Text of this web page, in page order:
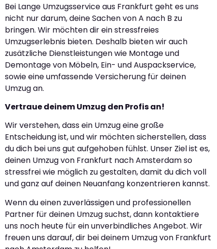
Bei Lange Umzugsservice aus Frankfurt geht es uns
nicht nur darum, deine Sachen von A nach B zu
bringen. Wir möchten dir ein stressfreies
Umzugserlebnis bieten. Deshalb bieten wir auch
zusätzliche Dienstleistungen wie Montage und
Demontage von Möbeln, Ein- und Auspackservice,
sowie eine umfassende Versicherung für deinen
Umzug an.
Vertraue deinem Umzug den Profis an!
Wir verstehen, dass ein Umzug eine große
Entscheidung ist, und wir möchten sicherstellen, dass
du dich bei uns gut aufgehoben fühlst. Unser Ziel ist es,
deinen Umzug von Frankfurt nach Amsterdam so
stressfrei wie möglich zu gestalten, damit du dich voll
und ganz auf deinen Neuanfang konzentrieren kannst.
Wenn du einen zuverlässigen und professionellen
Partner für deinen Umzug suchst, dann kontaktiere
uns noch heute für ein unverbindliches Angebot. Wir
freuen uns darauf, dir bei deinem Umzug von Frankfurt